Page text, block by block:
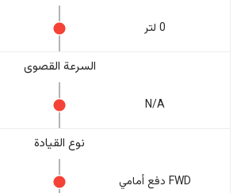
0 لتر
السرعة القصوى
N/A
نوع القيادة
FWD دفع أمامي